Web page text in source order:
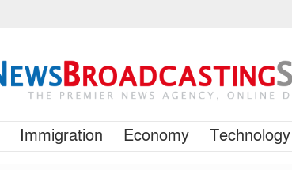
Immigration Economy Technology